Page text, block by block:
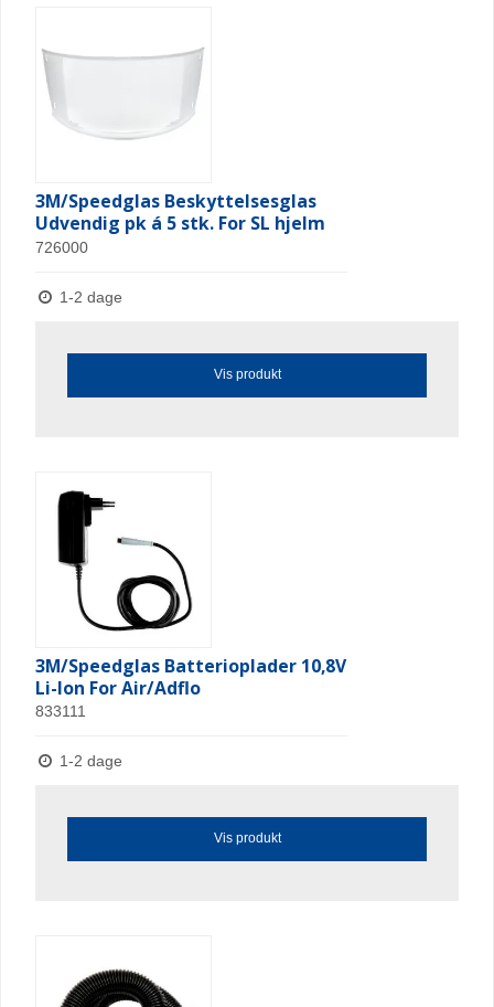
3M/Speedglas Beskyttelsesglas
Udvendig pk á 5 stk. For SL hjelm
726000
1-2 dage
Vis produkt
3M/Speedglas Batterioplader 10,8V
Li-Ion For Air/Adflo
833111
1-2 dage
Vis produkt